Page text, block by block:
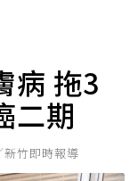
病 拖3
二期
竹即時報導